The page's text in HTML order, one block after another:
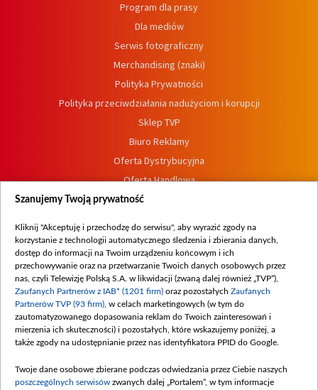
Program dla prasy
Dla mediów
Serwis fotograficzny
Merchandising (znaki)
Polityka Prywatności
Polityka przeciwdziałania nadużyciom i korupcji
Sklep TVP
Biuro Reklamy
Oferta Dystrybucyjna
Oferta Handlowa
Dostępność
Procedura zgłoszeń wewnętrznych
Szanujemy Twoją prywatność
Kliknij "Akceptuję i przechodzę do serwisu", aby wyrazić zgody na
korzystanie z technologii automatycznego śledzenia i zbierania danych,
dostęp do informacji na Twoim urządzeniu końcowym i ich
przechowywanie oraz na przetwarzanie Twoich danych osobowych przez
nas, czyli Telewizję Polską S.A. w likwidacji (zwaną dalej również „TVP”),
Zaufanych Partnerów z IAB* (1201 firm) oraz pozostałych Zaufanych
Partnerów TVP (93 firm) , w celach marketingowych (w tym do
zautomatyzowanego dopasowania reklam do Twoich zainteresowań i
mierzenia ich skuteczności) i pozostałych, które wskazujemy poniżej, a
także zgody na udostępnianie przez nas identyfikatora PPID do Google.
Twoje dane osobowe zbierane podczas odwiedzania przez Ciebie naszych
poszczególnych serwisów zwanych dalej „Portalem”, w tym informacje